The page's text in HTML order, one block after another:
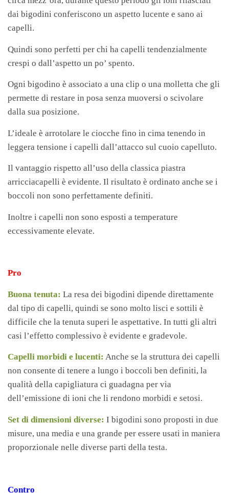
dai bigodini conferiscono un aspetto lucente e sano ai
capelli.
Quindi sono perfetti per chi ha capelli tendenzialmente
crespi o dall’aspetto un po’ spento.
Ogni bigodino è associato a una clip o una molletta che gli
permette di restare in posa senza muoversi o scivolare
dalla sua posizione.
L’ideale è arrotolare le ciocche fino in cima tenendo in
leggera tensione i capelli dall’attacco sul cuoio capelluto.
Il vantaggio rispetto all’uso della classica piastra
arricciacapelli è evidente. Il risultato è ordinato anche se i
boccoli non sono perfettamente definiti.
Inoltre i capelli non sono esposti a temperature
eccessivamente elevate.
Pro
Buona tenuta: La resa dei bigodini dipende direttamente
dal tipo di capelli, quindi se sono molto lisci e sottili è
difficile che la tenuta superi le aspettative. In tutti gli altri
casi l’effetto complessivo è evidente e gradevole.
Capelli morbidi e lucenti: Anche se la struttura dei capelli
non consente di tenere a lungo i boccoli ben definiti, la
qualità della capigliatura ci guadagna per via
dell’emissione di ioni che li rendono morbidi e setosi.
Set di dimensioni diverse: I bigodini sono proposti in due
misure, una media e una grande per essere usati in maniera
proporzionale nelle diverse parti della testa.
Contro